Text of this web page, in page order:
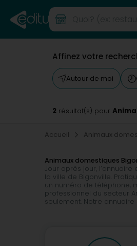
Affinez votre
Autour de moi
2 résultat(s) pour
Accueil Animaux
Animaux domestiques
Jour après jour,
la ville de Bigonville.
un numéro de téléphone,
professionnel du secteur
seulement. Notre